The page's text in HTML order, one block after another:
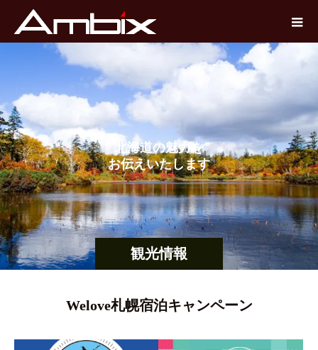
観光情報
北海道の魅力 を
お伝えいたします
Welove札幌宿泊キャンペーン